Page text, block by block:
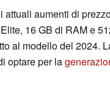
aumenti di
16 GB di RAM e
al modello del 2024.
optare per la